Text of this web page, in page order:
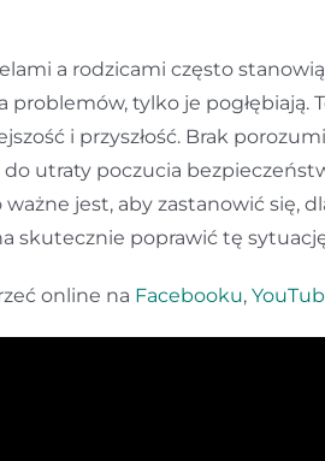
a rodzicami często
problemów, tylko je
i przyszłość. Brak
utraty poczucia
jest, aby zastanowić się,
skutecznie poprawić tę
online na Facebooku,